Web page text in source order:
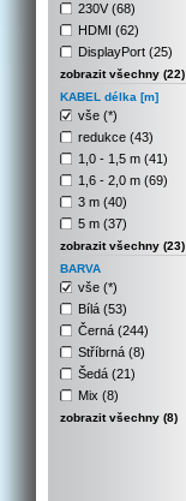
230V (68)
HDMI (62)
DisplayPort (25)
zobrazit všechny (22)
KABEL délka [m]
vše (*)
redukce (43)
1,0 - 1,5 m (41)
1,6 - 2,0 m (69)
3 m (40)
5 m (37)
zobrazit všechny (23)
BARVA
vše (*)
Bílá (53)
Černá (244)
Stříbrná (8)
Šedá (21)
Mix (8)
zobrazit všechny (8)